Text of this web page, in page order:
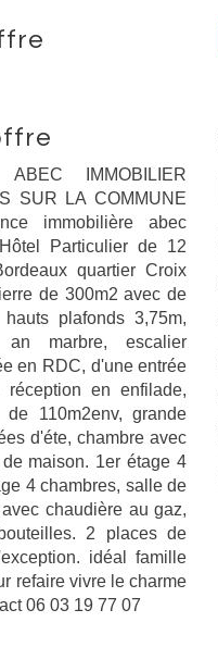
IMMOBILIER
SUR LA COMMUNE
immobilière abec
Particulier de 12
quartier Croix
de 300m2 avec de
plafonds 3,75m,
an marbre, escalier
en RDC, d'une entrée
en enfilade,
110m2env, grande
d'éte, chambre avec
maison. 1er étage 4
4 chambres, salle de
chaudière au gaz,
2 places de
idéal famille
refaire vivre le charme
06 03 19 77 07